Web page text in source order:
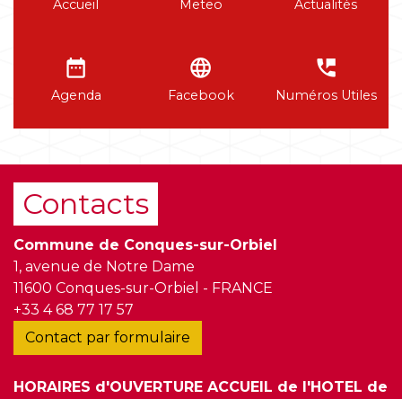
Accueil Meteo Actualités
date_range
Agenda
language
Facebook
perm_phone_msg
Numéros Utiles
Contacts
Commune de Conques-sur-Orbiel
1, avenue de Notre Dame
11600 Conques-sur-Orbiel - FRANCE
+33 4 68 77 17 57
Contact par formulaire
HORAIRES d'OUVERTURE ACCUEIL de l'HOTEL de